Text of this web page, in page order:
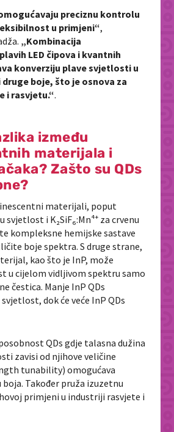
preciznu kontrolu
u primjeni“,
„Kombinacija
LED čipova i kvantnih
konverziju plave svjetlosti u
boje, što je osnova za
i rasvjetu.“.
između
materijala i
Zašto su QDs
materijali, poput
svjetlost i K₂SiF₆:Mn⁴⁺ za crvenu
kompleksne hemijske sastave
boje spektra. S druge strane,
kao što je InP, može
u cijelom vidljivom spektru samo
čestica. Manje InP QDs
dok će veće InP QDs
QDs gdje talasna dužina
zavisi od njihove veličine
tunability) omogućava
Također pruža izuzetnu
primjeni u industriji rasvjete i